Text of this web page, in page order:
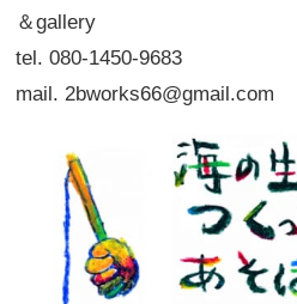
＆gallery
tel. 080-1450-9683
mail. 2bworks66@gmail.com